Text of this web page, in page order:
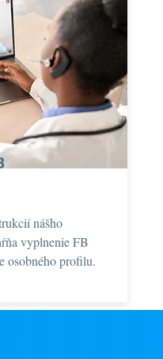
nášho
vyplnenie FB
osobného profilu.